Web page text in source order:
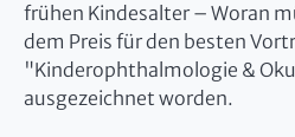
frühen Kindesalter – Woran
dem Preis für den besten
"Kinderophthalmologie &
ausgezeichnet worden.